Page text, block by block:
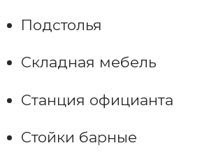
Подстолья
Складная мебель
Станция официанта
Стойки барные